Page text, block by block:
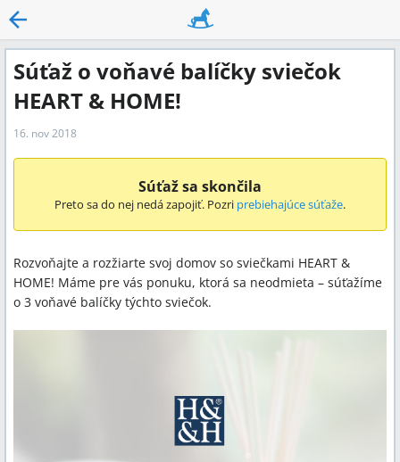
Súťaž o voňavé balíčky sviečok
HEART & HOME!
16. nov 2018
Súťaž sa skončila
Preto sa do nej nedá zapojiť. Pozri prebiehajúce súťaže.
Rozvoňajte a rozžiarte svoj domov so sviečkami HEART &
HOME! Máme pre vás ponuku, ktorá sa neodmieta – súťažíme
o 3 voňavé balíčky týchto sviečok.